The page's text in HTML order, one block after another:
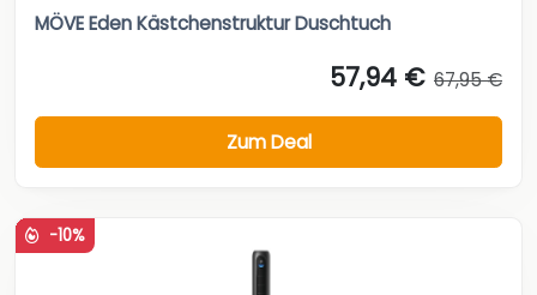
MÖVE Eden Kästchenstruktur Duschtuch
57,94 € 67,95 €
Zum Deal
-10%